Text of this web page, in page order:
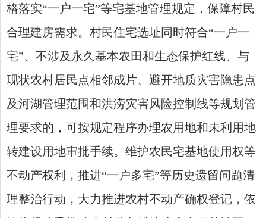
格落实“一户一宅”等宅基地管理规定，保障村民
合理建房需求。村民住宅选址同时符合“一户一
宅”、不涉及永久基本农田和生态保护红线、与
现状农村居民点相邻成片、避开地质灾害隐患点
及河湖管理范围和洪涝灾害风险控制线等规划管
理要求的，可按规定程序办理农用地和未利用地
转建设用地审批手续。维护农民宅基地使用权等
不动产权利，推进“一户多宅”等历史遗留问题清
理整治行动，大力推进农村不动产确权登记，依